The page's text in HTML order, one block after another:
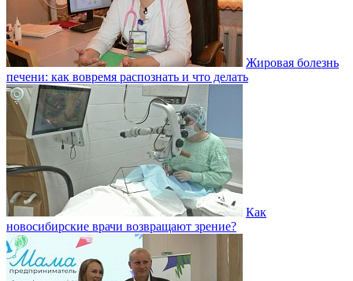
Жировая болезнь
печени: как вовремя распознать и что делать
Как
новосибирские врачи возвращают зрение?